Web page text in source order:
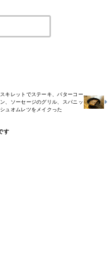
スキレットでステーキ、バターコー
ン、ソーセージのグリル、スパニッ
シュオムレツをメイクった